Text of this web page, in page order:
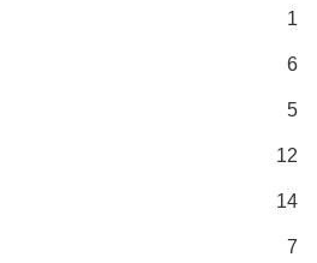
1
6
5
12
14
7